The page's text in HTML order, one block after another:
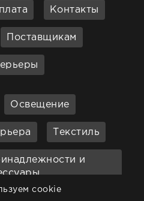
Контакты
Поставщикам
Освещение
Текстиль
и
cookie